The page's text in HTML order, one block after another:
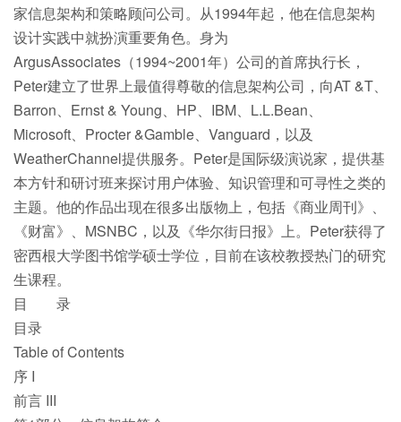
家信息架构和策略顾问公司。从1994年起，他在信息架构
设计实践中就扮演重要角色。身为
ArgusAssociates（1994~2001年）公司的首席执行长，
Peter建立了世界上最值得尊敬的信息架构公司，向AT &T、
Barron、Ernst & Young、HP、IBM、L.L.Bean、
Microsoft、Procter &Gamble、Vanguard，以及
WeatherChannel提供服务。Peter是国际级演说家，提供基
本方针和研讨班来探讨用户体验、知识管理和可寻性之类的
主题。他的作品出现在很多出版物上，包括《商业周刊》、
《财富》、MSNBC，以及《华尔街日报》上。Peter获得了
密西根大学图书馆学硕士学位，目前在该校教授热门的研究
生课程。
目 录
目录
Table of Contents
序 I
前言 III